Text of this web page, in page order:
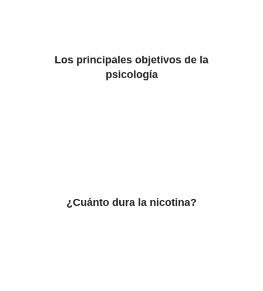
Los principales objetivos de la
psicología
¿Cuánto dura la nicotina?